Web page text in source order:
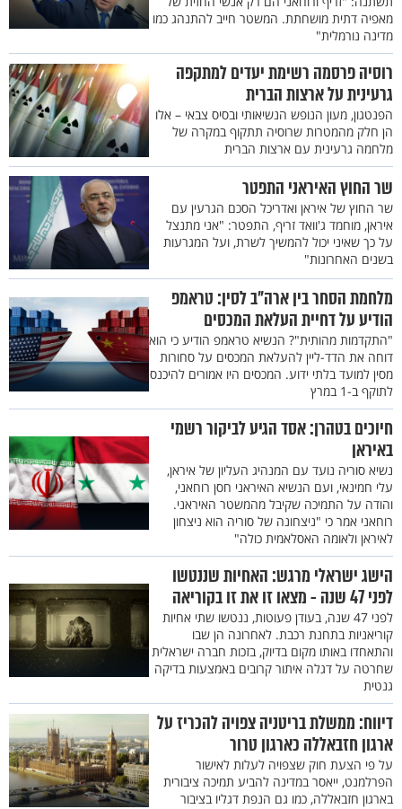
מאפיה דתית מושחתת. המשטר חייב להתנהג כמו
מדינה נורמלית"
רוסיה פרסמה רשימת יעדים למתקפה
גרעינית על ארצות הברית
הפנטגון, מעון הנופש הנשיאותי ובסיס צבאי – אלו
הן חלק מהמטרות שרוסיה תתקוף במקרה של
מלחמה גרעינית עם ארצות הברית
שר החוץ האיראני התפטר
שר החוץ של איראן ואדריכל הסכם הגרעין עם
איראן, מוחמד ג'וואד זריף, התפטר: "אני מתנצל
על כך שאיני יכול להמשיך לשרת, ועל המגרעות
בשנים האחרונות"
מלחמת הסחר בין ארה"ב לסין: טראמפ
הודיע על דחיית העלאת המכסים
"התקדמות מהותית"? הנשיא טראמפ הודיע כי הוא
דוחה את הדד-ליין להעלאת המכסים על סחורות
מסין למועד בלתי ידוע. המכסים היו אמורים להיכנס
לתוקף ב-1 במרץ
חיוכים בטהרן: אסד הגיע לביקור רשמי
באיראן
נשיא סוריה נועד עם המנהיג העליון של איראן,
עלי חמינאי, ועם הנשיא האיראני חסן רוחאני,
והודה על התמיכה שקיבל מהמשטר האיראני.
רוחאני אמר כי "ניצחונה של סוריה הוא ניצחון
לאיראן ולאומה האסלאמית כולה"
הישג ישראלי מרגש: האחיות שננטשו
לפני 47 שנה - מצאו זו את זו בקוריאה
לפני 47 שנה, בעודן פעוטות, ננטשו שתי אחיות
קוריאניות בתחנת רכבת. לאחרונה הן שבו
והתאחדו באותו מקום בדיוק, בזכות חברה ישראלית
שחרטה על דגלה איתור קרובים באמצעות בדיקה
גנטית
דיווח: ממשלת בריטניה צפויה להכריז על
ארגון חזבאללה כארגון טרור
על פי הצעת חוק שצפויה לעלות לאישור
הפרלמנט, ייאסר במדינה להביע תמיכה ציבורית
בארגון חזבאללה, כמו גם הנפת דגליו בציבור